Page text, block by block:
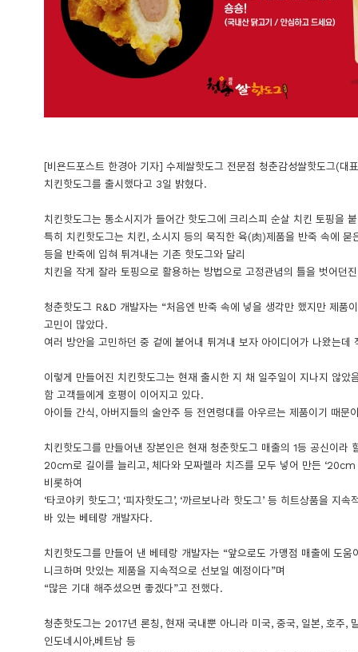
[비욘드포스트 한경아 기자] 수제쌀핫도그 전문점 청춘감성쌀핫도그(대
치킨핫도그를 출시했다고 3일 밝혔다.
치킨핫도그는 통소시지가 들어간 핫도그에 크리스피 순살 치킨 토핑을
특히 치킨핫도그는 치킨, 소시지 등의 묵직한 육(肉)제품을 반죽 속에 묻
등을 반죽에 입혀 튀겨내는 기존 핫도그와 달리
치킨을 작게 잘라 토핑으로 활용하는 방법으로 고정관념의 틀을 벗어던
청춘핫도그 R&D 개발자는 “처음엔 반죽 속에 넣을 생각만 했지만 제품
고민이 많았다.
여러 방안을 고민하던 중 겉에 붙어내 튀겨내 보자 아이디어가 나왔는데
이렇게 만들어진 치킨핫도그는 현재 출시한 지 채 일주일이 지나지 않았
함 고객들에게 호평이 이어지고 있다.
아이들 간식, 아버지들의 술안주 등 전연령대를 아우르는 제품이기 때문
치킨핫도그를 만들어낸 장본인은 현재 청춘핫도그 매출의 1등 공신이라
20cm로 길이를 늘리고, 체다와 모짜렐라 치즈를 모두 넣어 만든 ‘20cm
비롯하여
‘타코야키 핫도그’, ‘피자핫도그’, ‘까르보나라 핫도그’ 등 히트상품을 지
바 있는 베테랑 개발자다.
치킨핫도그를 만들어 낸 베테랑 개발자는 “앞으로도 가맹점 매출에 도움
니크하며 맛있는 제품을 지속적으로 선보일 예정이다”며
“많은 기대 해주셨으면 좋겠다”고 전했다.
청춘핫도그는 2017년 론칭, 현재 국내뿐 아니라 미국, 중국, 일본, 호주,
인도네시아,베트남 등